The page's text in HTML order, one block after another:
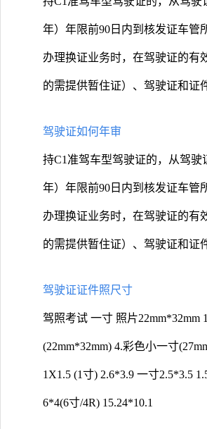
年）年限前90日内到核发证车管
办理换证业务时，在驾驶证的有
的需提供暂住证）、驾驶证和证
驾驶证如何年审
持C1准驾车型驾驶证的，从驾驶
年）年限前90日内到核发证车管
办理换证业务时，在驾驶证的有
的需提供暂住证）、驾驶证和证
驾驶证证件照尺寸
驾照考试 一寸 照片22mm*32mm
(22mm*32mm) 4.彩色小一寸
1X1.5 (1寸) 2.6*3.9 一寸2.5*3.5
6*4(6寸/4R) 15.24*10.1